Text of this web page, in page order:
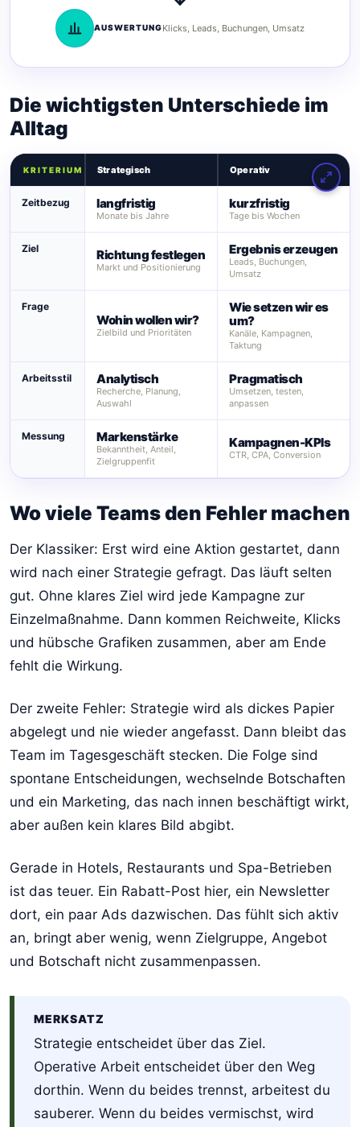
AUSWERTUNGKlicks, Leads, Buchungen, Umsatz
Die wichtigsten Unterschiede im
Alltag
KRITERIUM Strategisch Operativ
Zeitbezug langfristig
Monate bis Jahre
kurzfristig
Tage bis Wochen
Ziel Richtung festlegen
Markt und Positionierung
Ergebnis erzeugen
Leads, Buchungen,
Umsatz
Frage
Wohin wollen wir?
Zielbild und Prioritäten
Wie setzen wir es
um?
Kanäle, Kampagnen,
Taktung
Arbeitsstil Analytisch
Recherche, Planung,
Auswahl
Pragmatisch
Umsetzen, testen,
anpassen
Messung Markenstärke
Bekanntheit, Anteil,
Zielgruppenfit
Kampagnen-KPIs
CTR, CPA, Conversion
Wo viele Teams den Fehler machen
Der Klassiker: Erst wird eine Aktion gestartet, dann
wird nach einer Strategie gefragt. Das läuft selten
gut. Ohne klares Ziel wird jede Kampagne zur
Einzelmaßnahme. Dann kommen Reichweite, Klicks
und hübsche Grafiken zusammen, aber am Ende
fehlt die Wirkung.
Der zweite Fehler: Strategie wird als dickes Papier
abgelegt und nie wieder angefasst. Dann bleibt das
Team im Tagesgeschäft stecken. Die Folge sind
spontane Entscheidungen, wechselnde Botschaften
und ein Marketing, das nach innen beschäftigt wirkt,
aber außen kein klares Bild abgibt.
Gerade in Hotels, Restaurants und Spa-Betrieben
ist das teuer. Ein Rabatt-Post hier, ein Newsletter
dort, ein paar Ads dazwischen. Das fühlt sich aktiv
an, bringt aber wenig, wenn Zielgruppe, Angebot
und Botschaft nicht zusammenpassen.
MERKSATZ
Strategie entscheidet über das Ziel.
Operative Arbeit entscheidet über den Weg
dorthin. Wenn du beides trennst, arbeitest du
sauberer. Wenn du beides vermischst, wird